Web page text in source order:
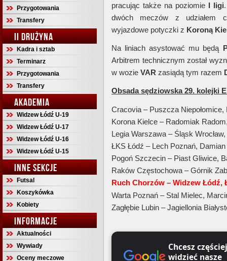
Przygotowania
Transfery
II DRUŻYNA
Kadra i sztab
Terminarz
Przygotowania
Transfery
AKADEMIA
Widzew Łódź U-19
Widzew Łódź U-17
Widzew Łódź U-16
Widzew Łódź U-15
INNE SEKCJE
Futsal
Koszykówka
Kobiety
INFORMACJE
Aktualności
Wywiady
Oceny meczowe
pracując także na poziomie I ligi
dwóch meczów z udziałem
wyjazdowe potyczki z Koroną
Na liniach asystować mu będą
Arbitrem technicznym został
w wozie VAR zasiądą tym razem
Obsada sędziowska 29. kolejki
Cracovia – Puszcza
Korona Kielce – Radomiak
Legia Warszawa – Śląsk
ŁKS Łódź – Lech Poznań,
Pogoń Szczecin – Piast Gliwice,
Raków Częstochowa – Górnik
Ruch Chorzów – Widzew Łódź,
Warta Poznań – Stal Mielec,
Zagłębie Lubin – Jagiellonia
Chcesz częściej
widzieć nasze